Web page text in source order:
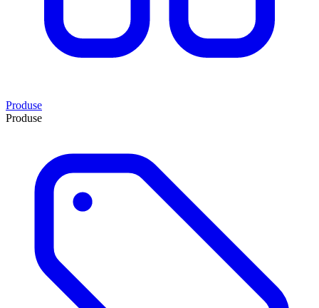
Produse
Produse